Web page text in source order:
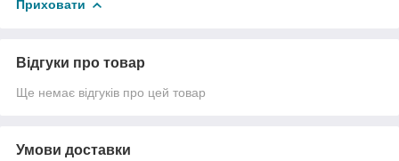
Приховати
Відгуки про товар
Ще немає відгуків про цей товар
Умови доставки